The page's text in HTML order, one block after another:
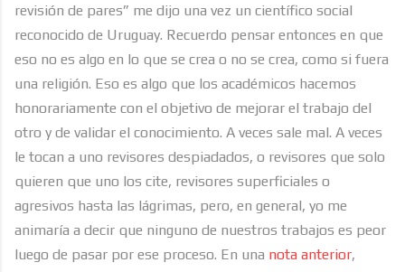
revisión de pares” me dijo una vez un científico social
reconocido de Uruguay. Recuerdo pensar entonces en que
eso no es algo en lo que se crea o no se crea, como si fuera
una religión. Eso es algo que los académicos hacemos
honorariamente con el objetivo de mejorar el trabajo del
otro y de validar el conocimiento. A veces sale mal. A veces
le tocan a uno revisores despiadados, o revisores que solo
quieren que uno los cite, revisores superficiales o
agresivos hasta las lágrimas, pero, en general, yo me
animaría a decir que ninguno de nuestros trabajos es peor
luego de pasar por ese proceso. En una nota anterior,